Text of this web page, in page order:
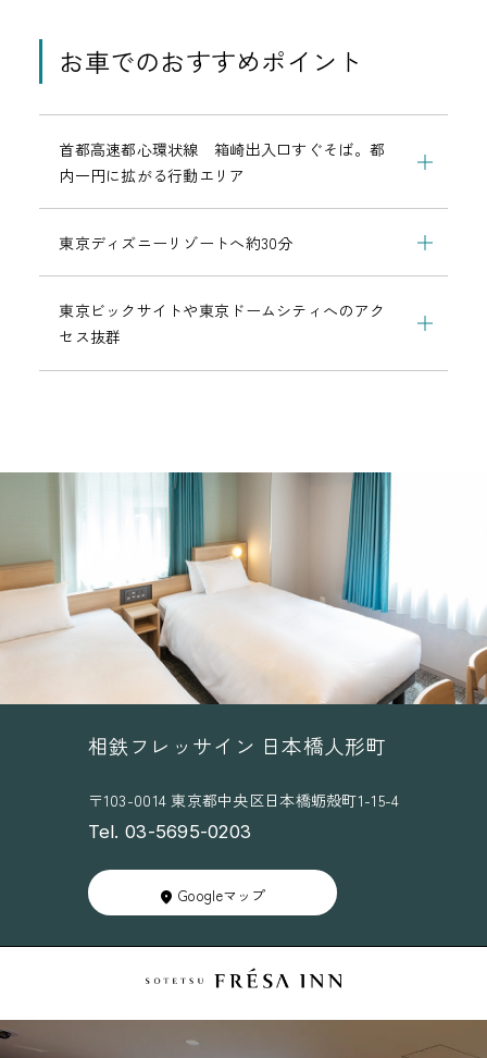
お車でのおすすめポイント
首都高速都心環状線 箱崎出入口すぐそば。都
内一円に拡がる行動エリア
東京ディズニーリゾートへ約30分
東京ビックサイトや東京ドームシティへのアク
セス抜群
相鉄フレッサイン 日本橋人形町
〒103-0014 東京都中央区日本橋蛎殻町1-15-4
Tel. 03-5695-0203
Googleマップ